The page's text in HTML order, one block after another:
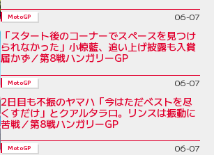
MotoGP 06-07
「スタート後のコーナーでスペースを見つけ
られなかった」小椋藍、追い上げ披露も入賞
届かず／第8戦ハンガリーGP
MotoGP 06-07
2日目も不振のヤマハ「今はただベストを尽
くすだけ」とクアルタラロ。リンスは振動に
苦戦／第8戦ハンガリーGP
MotoGP 06-07